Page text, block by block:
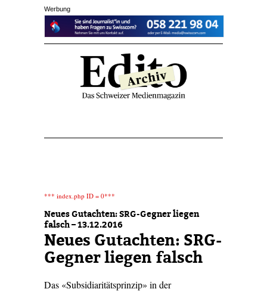
Werbung
*** index.php ID = 0***
Neues Gutachten: SRG-Gegner liegen
falsch – 13.12.2016
Neues Gutachten: SRG-
Gegner liegen falsch
Das «Subsidiaritätsprinzip» in der